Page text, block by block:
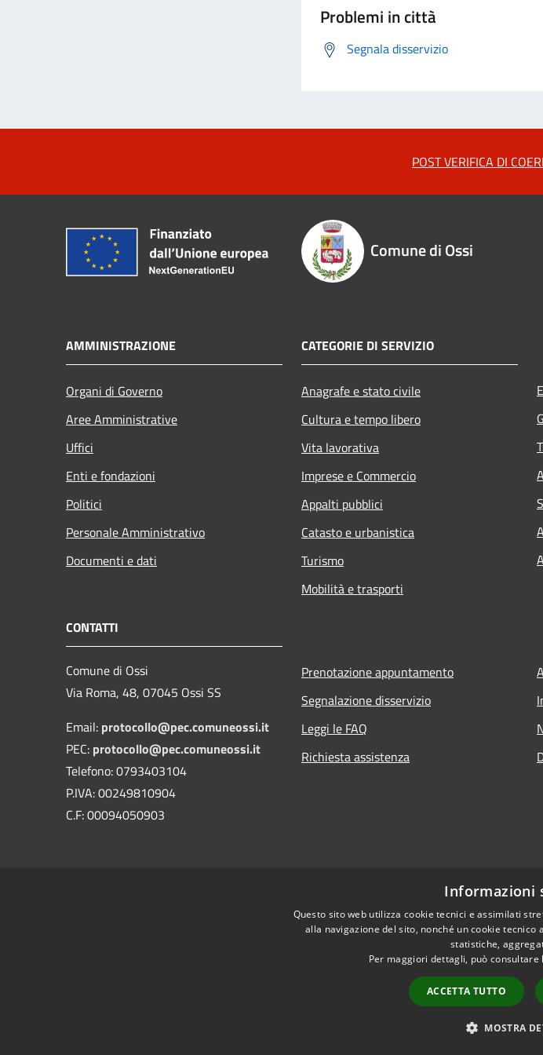
Problemi in città
Segnala disservizio
POST VERIFICA DI
Comune di Ossi
AMMINISTRAZIONE
Organi di Governo
Aree Amministrative
Uffici
Enti e fondazioni
Politici
Personale Amministrativo
Documenti e dati
CATEGORIE DI SERVIZIO
Anagrafe e stato civile
Cultura e tempo libero
Vita lavorativa
Imprese e Commercio
Appalti pubblici
Catasto e urbanistica
Turismo
Mobilità e trasporti
CONTATTI
Comune di Ossi
Via Roma, 48, 07045 Ossi SS
Email: protocollo@pec.comuneossi.it
PEC: protocollo@pec.comuneossi.it
Telefono: 0793403104
P.IVA: 00249810904
C.F: 00094050903
Prenotazione appuntamento
Segnalazione disservizio
Leggi le FAQ
Richiesta assistenza
Informazioni
Questo sito web utilizza cookie tecnici e assimilati
alla navigazione del sito, nonché un cookie
statistiche,
Per maggiori dettagli, può consultare
ACCETTA TUTTO
MOSTRA